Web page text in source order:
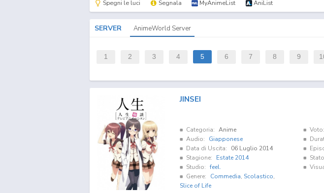
Spegni le luci Segnala MyAnimeList AniList
SERVER AnimeWorld Server
1 2 3 4 5 6 7 8 9
JINSEI
Categoria: Anime
Audio:
Giapponese
Data di Uscita:
06 Luglio 2014
Stagione:
Estate 2014
Studio: feel.
Genere:
Commedia, Scolastico,
Slice of Life
Voto: